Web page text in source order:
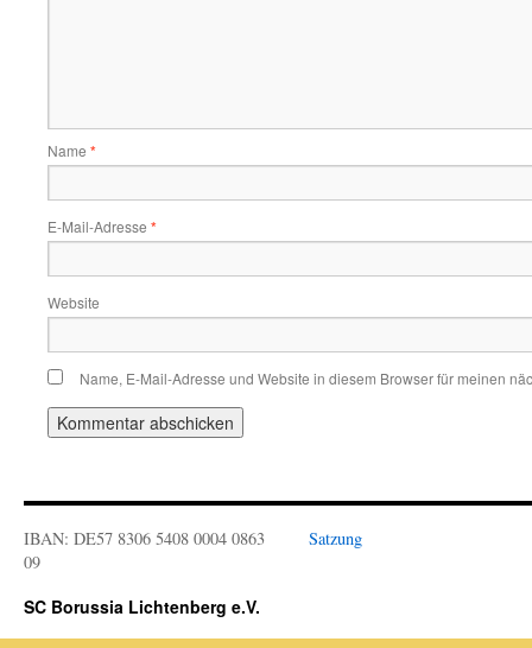
Name *
E-Mail-Adresse *
Website
Name, E-Mail-Adresse und Website in diesem Browser für meinen
IBAN: DE57 8306 5408 0004 0863
09
Satzung
SC Borussia Lichtenberg e.V.